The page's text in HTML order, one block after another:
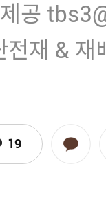
제공
재 & 재
19